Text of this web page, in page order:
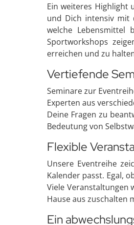
Ein weiteres Highlight
und Dich intensiv mit
welche Lebensmittel
Sportworkshops
erreichen und zu
Vertiefende
Seminare zur
Experten aus
Deine Fragen zu
Bedeutung von
Flexible
Unsere Eventreihe
Kalender passt. Egal,
Viele Veranstaltungen
Hause aus zuschalten
Ein